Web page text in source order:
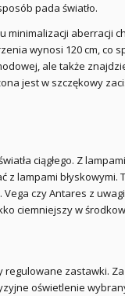
pada światło.
minimalizacji aberracji
wynosi 120 cm, co
ale także
jest w szczękowy
ciągłego. Z
z lampami
czy Antares z
ciemniejszy w
regulowane zastawki.
oświetlenie